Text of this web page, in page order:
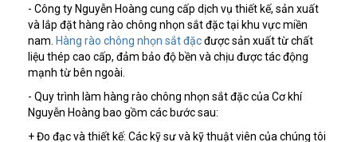
- Công ty Nguyễn Hoàng cung cấp dịch vụ thiết kế, sản xuất
và lắp đặt hàng rào chông nhọn sắt đặc tại khu vực miền
nam. Hàng rào chông nhọn sắt đặcđược sản xuất từ chất
liệu thép cao cấp, đảm bảo độ bền và chịu được tác động
mạnh từ bên ngoài.
- Quy trình làm hàng rào chông nhọn sắt đặc của Cơ khí
Nguyễn Hoàng bao gồm các bước sau:
+ Đo đạc và thiết kế: Các kỹ sư và kỹ thuật viên của chúng tôi